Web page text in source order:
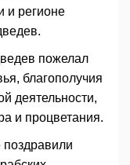
и регионе
пожелал
благополучия
деятельности,
и процветания.
поздравили